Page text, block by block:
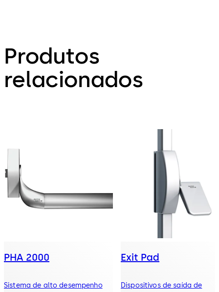
Produtos
relacionados
PHA 2000
Sistema de alto desempenho
Exit Pad
Dispositivos de saída de